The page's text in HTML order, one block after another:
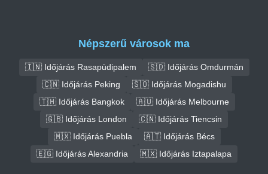
Népszerű városok ma
🇮🇳 Időjárás Rasapūdipalem
🇸🇩 Időjárás Omdurmán
🇨🇳 Időjárás Peking
🇸🇴 Időjárás Mogadishu
🇹🇭 Időjárás Bangkok
🇦🇺 Időjárás Melbourne
🇬🇧 Időjárás London
🇨🇳 Időjárás Tiencsin
🇲🇽 Időjárás Puebla
🇦🇹 Időjárás Bécs
🇪🇬 Időjárás Alexandria
🇲🇽 Időjárás Iztapalapa